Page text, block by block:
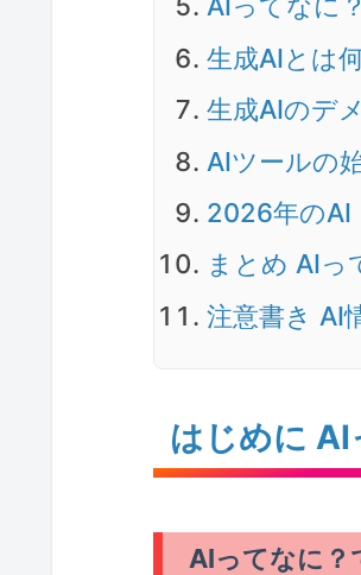
AIってなに
生成AIとは
生成AIのデ
AIツールの
2026年のAI
まとめ AIっ
注意書き AI
はじめに
AIってなに？